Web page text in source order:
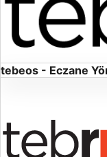
tebeos - Eczane